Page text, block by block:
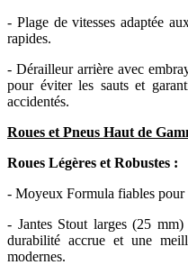
- Plage de vitesses adaptée
rapides.
- Dérailleur arrière avec
pour éviter les sauts et
accidentés.
Roues et Pneus Haut de
Roues Légères et Robustes :
- Moyeux Formula fiables
- Jantes Stout larges (25
durabilité accrue et une
modernes.